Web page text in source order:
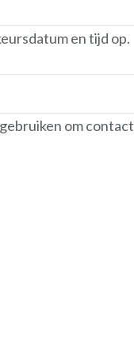
en tijd op.
om contact